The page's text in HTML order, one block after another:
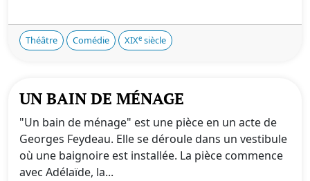
Théâtre Comédie XIXe siècle
UN BAIN DE MÉNAGE
"Un bain de ménage" est une pièce en un acte de
Georges Feydeau. Elle se déroule dans un vestibule
où une baignoire est installée. La pièce commence
avec Adélaïde, la...